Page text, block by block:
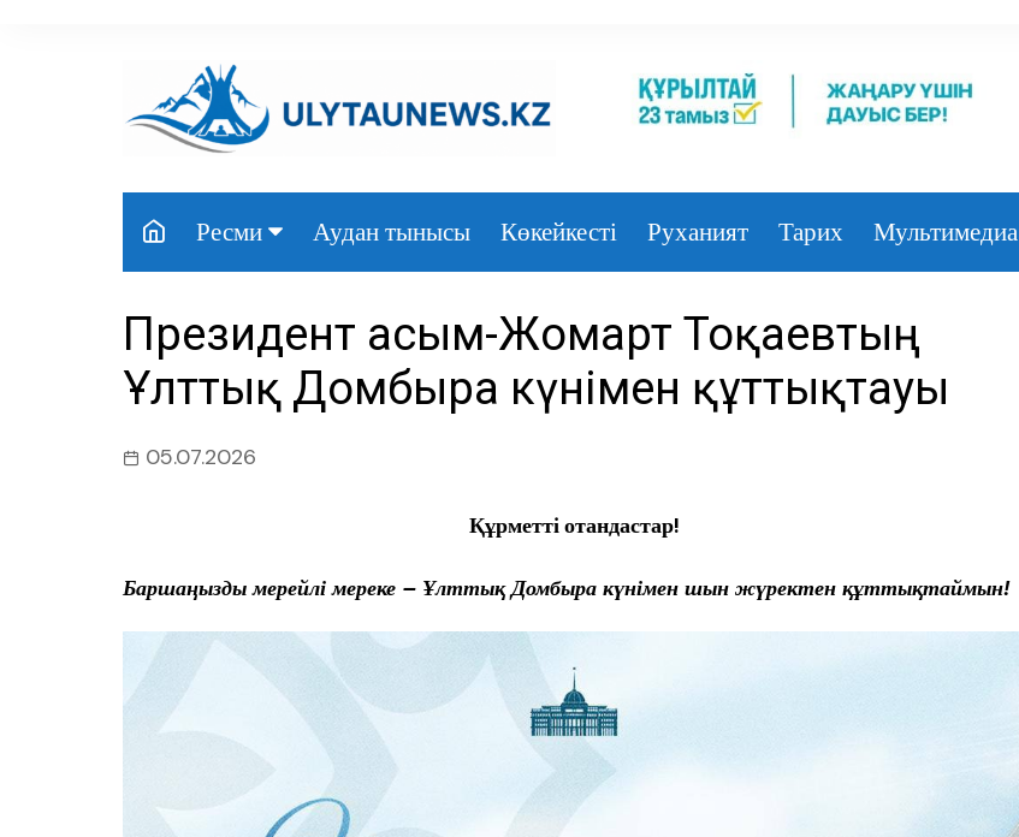
Ресми
Үкімет
Парламент
Облыс әкімдігі
Аудан тынысы Көкейкесті Руханият Тарих Мультимедиа
Видео
Президент Қасым-Жомарт Тоқаевтың
Ұлттық Домбыра күнімен құттықтауы
05.07.2026
Құрметті отандастар!
Баршаңызды мерейлі мереке – Ұлттық Домбыра күнімен шын жүректен құттықтаймын!